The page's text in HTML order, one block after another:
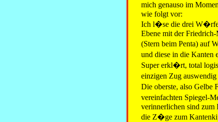
mich genauso im
wie folgt vor:
Ich l�se die drei
Ebene mit der
(Stern beim Penta) auf
und diese in die
Super erkl�rt, total
einzigen Zug
Die oberste, also Gelbe
vereinfachten Spiegel-
verinnerlichen sind zum
die Z�ge zum